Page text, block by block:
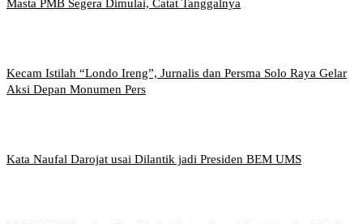
Masta PMB Segera Dimulai, Catat Tanggalnya
Kecam Istilah “Londo Ireng”, Jurnalis dan Persma Solo Raya Gelar
Aksi Depan Monumen Pers
Kata Naufal Darojat usai Dilantik jadi Presiden BEM UMS